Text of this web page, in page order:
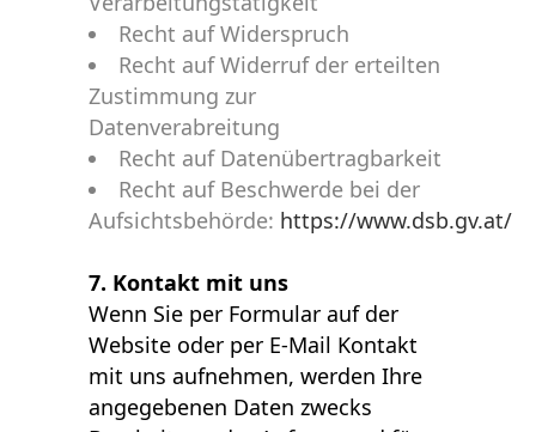
Recht auf Widerspruch
Recht auf Widerruf der erteilten
Zustimmung zur
Datenverabreitung
Recht auf Datenübertragbarkeit
Recht auf Beschwerde bei der
Aufsichtsbehörde: https://www.dsb.gv.at/
7. Kontakt mit uns
Wenn Sie per Formular auf der
Website oder per E-Mail Kontakt
mit uns aufnehmen, werden Ihre
angegebenen Daten zwecks